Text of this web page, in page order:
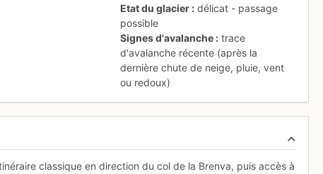
Etat du glacier
délicat - passage
possible
Signes d'avalanche
trace
d'avalanche récente (après la
dernière chute de neige, pluie, vent
ou redoux)
classique en direction du col de la Brenva, puis accès à